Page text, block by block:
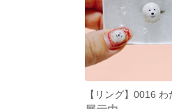
【リング】0016 わ